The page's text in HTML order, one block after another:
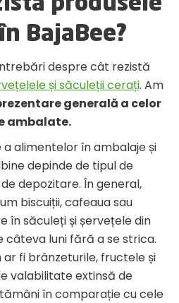
produsele
BajaBee?
despre cât rezistă
și săculeții cerați. Am
generală a celor
ambalate.
alimentelor în ambalaje și
depinde de tipul de
depozitare. În general,
biscuiții, cafeaua sau
în săculeți și șervețele din
luni fără a se strica.
fi brânzeturile, fructele și
valabilitate extinsă de
în comparație cu cele